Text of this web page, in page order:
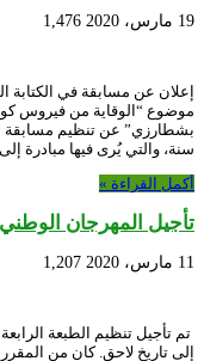
19 مارس، 2020 1,476
موضوع “الوقاية من فيروس
سنة، والتي يُرى فيها مبادرة
أكمل القراءة »
تأجيل المهرجان الوطني
11 مارس، 2020 1,207
تم تأجيل تنظيم الطبعة